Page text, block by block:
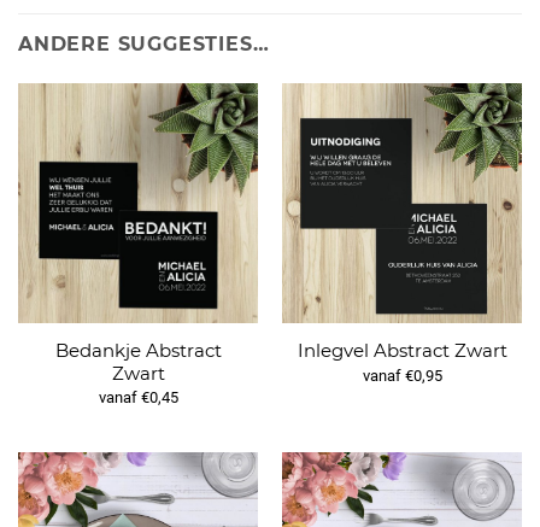
ANDERE SUGGESTIES…
Bedankje Abstract
Zwart
vanaf €0,45
Inlegvel Abstract Zwart
vanaf €0,95